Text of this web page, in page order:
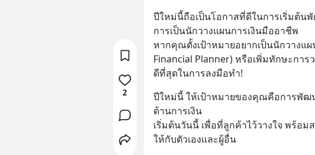
ปีใหม่นี้ถือเป็นโอกาสที่ดีในการเริ่มต้น
การเป็นนักวางแผนการเงินมืออาชีพ
หากคุณตั้งเป้าหมายอยากเป็นนักวางแผ
Financial Planner) หรือเพิ่มทักษะการ
ดีที่สุดในการลงมือทำ!
ปีใหม่นี้ ให้เป้าหมายของคุณคือการพัฒ
ด้านการเงิน
เริ่มต้นวันนี้ เพื่อที่ลูกค้าไว้วางใจ พร้อม
ให้กับตัวเองและผู้อื่น
2